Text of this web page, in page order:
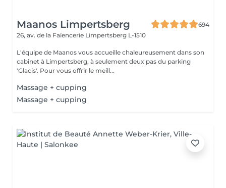
Maanos Limpertsberg
694
26, av. de la Faïencerie Limpertsberg L-1510
L'équipe de Maanos vous accueille chaleureusement dans son
cabinet à Limpertsberg, à seulement deux pas du parking
'Glacis'. Pour vous offrir le meill...
Massage + cupping
Massage + cupping